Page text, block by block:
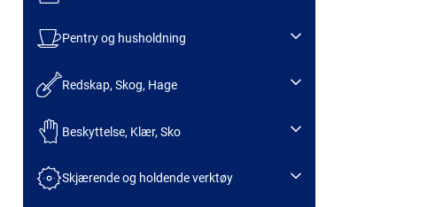
Pentry og husholdning
Redskap, Skog, Hage
Beskyttelse, Klær, Sko
Skjærende og holdende verktøy